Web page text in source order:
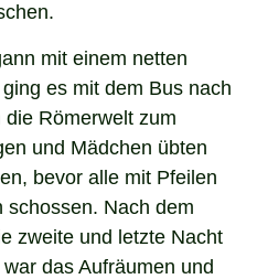
mit einem netten
es mit dem Bus nach
Römerwelt zum
und Mädchen übten
bevor alle mit Pfeilen
schossen. Nach dem
zweite und letzte Nacht
das Aufräumen und